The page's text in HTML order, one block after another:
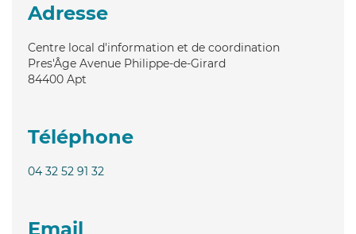
Adresse
Centre local d'information et de coordination
Pres'Âge Avenue Philippe-de-Girard
84400 Apt
Téléphone
04 32 52 91 32
Email